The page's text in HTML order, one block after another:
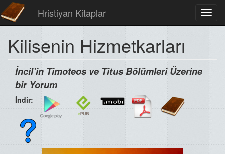
Hristiyan Kitaplar
Kilisenin Hizmetkarları
İncil’in Timoteos ve Titus Bölümleri Üzerine
bir Yorum
İndir: